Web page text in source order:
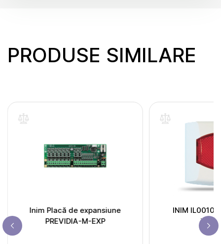
PRODUSE SIMILARE
Inim Placă de expansiune
PREVIDIA-M-EXP
INIM IL0010